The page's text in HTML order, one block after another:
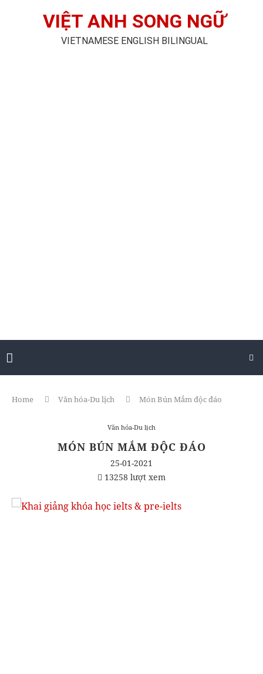
VIỆT ANH SONG NGỮ
VIETNAMESE ENGLISH BILINGUAL
Home Văn hóa-Du lịch Món Bún Mắm độc đáo
Văn hóa-Du lịch
MÓN BÚN MẮM ĐỘC ĐÁO
25-01-2021
13258 lượt xem